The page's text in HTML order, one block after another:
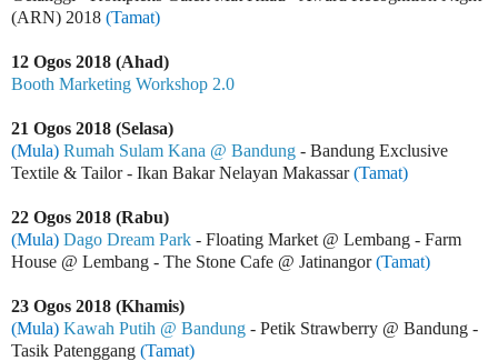
(ARN) 2018 (Tamat)
12 Ogos 2018 (Ahad)
Booth Marketing Workshop 2.0
21 Ogos 2018 (Selasa)
(Mula) Rumah Sulam Kana @ Bandung - Bandung Exclusive
Textile & Tailor - Ikan Bakar Nelayan Makassar(Tamat)
22 Ogos 2018 (Rabu)
(Mula) Dago Dream Park - Floating Market @ Lembang - Farm
House @ Lembang - The Stone Cafe @ Jatinangor(Tamat)
23 Ogos 2018 (Khamis)
(Mula) Kawah Putih @ Bandung - Petik Strawberry @ Bandung -
Tasik Patenggang (Tamat)